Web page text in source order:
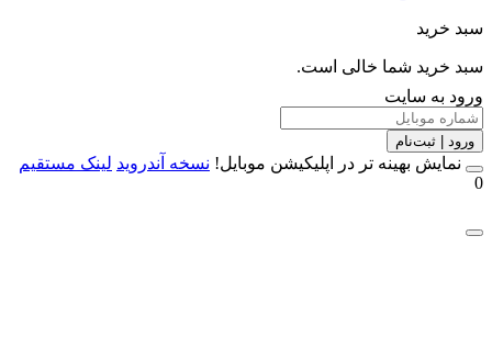
خرید شما خالی است.
به سایت
| ثبت‌نام
بهینه تر در اپلیکیشن موبایل!نسخه آندروید لینک مستقیم